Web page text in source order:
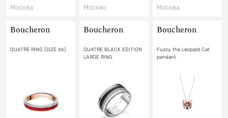
Москва Москва Москва
Boucheron
QUATRE RING (SIZE 66)
Boucheron
QUATRE BLACK EDITION
LARGE RING
Boucheron
Fuzzy, the Leopard Cat
pendant